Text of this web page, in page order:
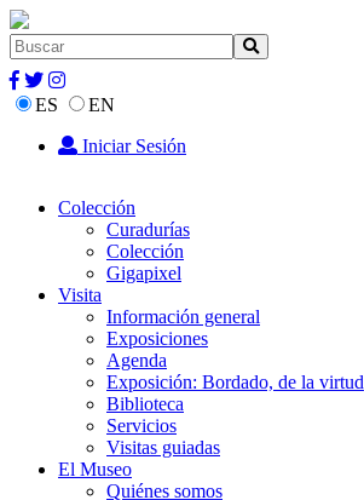
ES
EN
Iniciar Sesión
Colección
Curadurías
Colección
Gigapixel
Visita
Información general
Exposiciones
Agenda
Exposición: Bordado, de la virtud
Biblioteca
Servicios
Visitas guiadas
El Museo
Quiénes somos